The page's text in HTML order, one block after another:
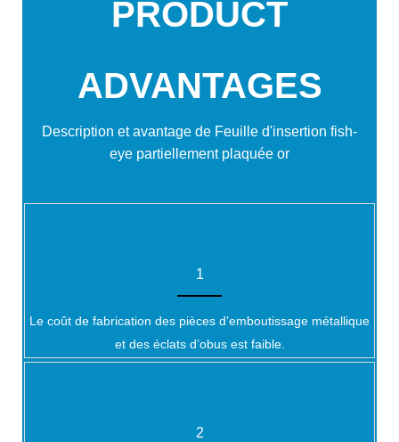
PRODUCT
ADVANTAGES
Description et avantage de Feuille d'insertion fish-
eye partiellement plaquée or
1
Le coût de fabrication des pièces d’emboutissage métallique
et des éclats d’obus est faible.
2